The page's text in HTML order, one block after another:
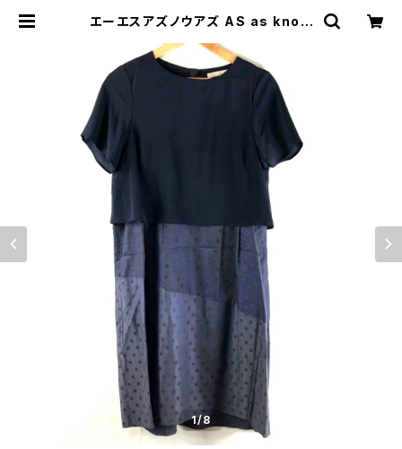
エーエスアズノウアズ AS as know
素材ドッキング ネイビー 896070 |
Ethical Store
1/8